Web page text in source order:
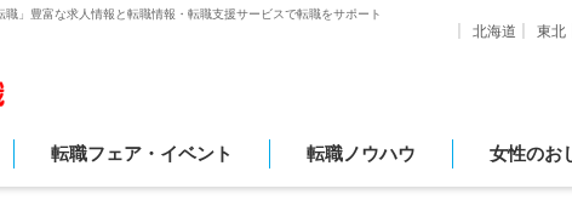
」豊富な求人情報と転職情報・転職支援サービスで転職をサポート
北海道 東北
転職フェア・イベント 転職ノウハウ 女性のお